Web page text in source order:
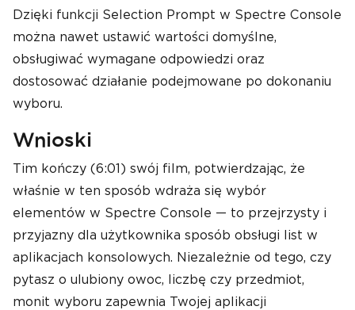
Dzięki funkcji Selection Prompt w Spectre Console
można nawet ustawić wartości domyślne,
obsługiwać wymagane odpowiedzi oraz
dostosować działanie podejmowane po dokonaniu
wyboru.
Wnioski
Tim kończy (6:01) swój film, potwierdzając, że
właśnie w ten sposób wdraża się wybór
elementów w Spectre Console — to przejrzysty i
przyjazny dla użytkownika sposób obsługi list w
aplikacjach konsolowych. Niezależnie od tego, czy
pytasz o ulubiony owoc, liczbę czy przedmiot,
monit wyboru zapewnia Twojej aplikacji